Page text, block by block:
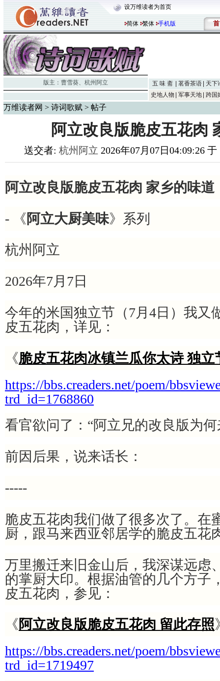
设万维读者为首页
简体 繁体 手机版 首
版主： 曹雪葵、 杭州阿立 五 味 斋 茗香茶语
天下
史地人物
军事天地 跨国
万维读者网 > 诗词歌赋 > 帖子
阿立改良版脆皮五花肉
送交者: 杭州阿立 2026年07月07日04:09:26
阿立改良版脆皮五花肉 家乡的味道
- 《阿立大厨美味》系列
杭州阿立
2026年7月7日
今年的米国独立节（7月4日）我又
皮五花肉，详见：
《脆皮五花肉冰镇兰瓜你太诗 独立
https://bbs.creaders.net/poem/
trd_id=1768860
看官欲问了：“阿立兄的改良版为何
前因后果，说来话长：
-----
脆皮五花肉我们做了很多次了。在
厨，跟马来西亚邻居学的脆皮五花
万里搬迁来旧金山后，我深谋远虑
的掌厨大印。根据油管的几个方子
皮五花肉，参见：
《阿立改良版脆皮五花肉 留此存照
https://bbs.creaders.net/poem/
trd_id=1719497